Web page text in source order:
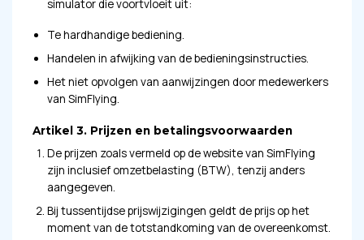
simulator die voortvloeit uit:
Te hardhandige bediening.
Handelen in afwijking van de bedieningsinstructies.
Het niet opvolgen van aanwijzingen door medewerkers
van SimFlying.
Artikel 3. Prijzen en betalingsvoorwaarden
De prijzen zoals vermeld op de website van SimFlying
zijn inclusief omzetbelasting (BTW), tenzij anders
aangegeven.
Bij tussentijdse prijswijzigingen geldt de prijs op het
moment van de totstandkoming van de overeenkomst.